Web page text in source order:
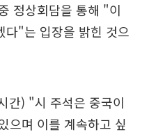
정상회담을 통해 "이
다"는 입장을 밝힌 것으
간) "시 주석은 중국이
으며 이를 계속하고 싶